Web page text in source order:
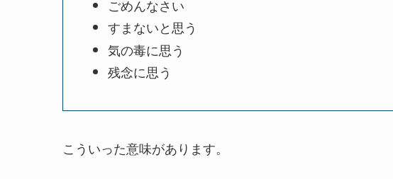
ごめんなさい
すまないと思う
気の毒に思う
残念に思う
こういった意味があります。